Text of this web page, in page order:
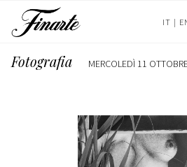
IT |
Fotografia MERCOLEDÌ 11